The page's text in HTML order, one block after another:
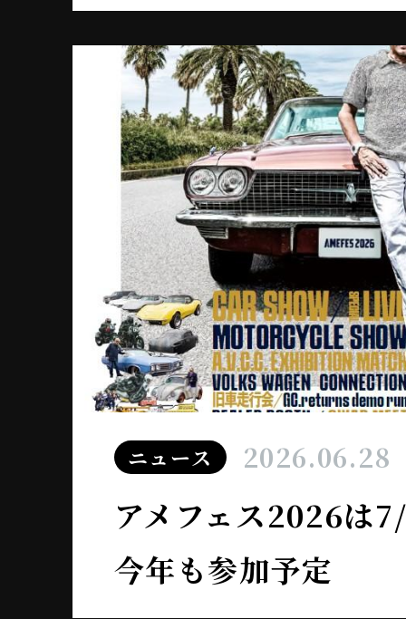
ニュース 2026.06.28
アメフェス2026
今年も参加予定